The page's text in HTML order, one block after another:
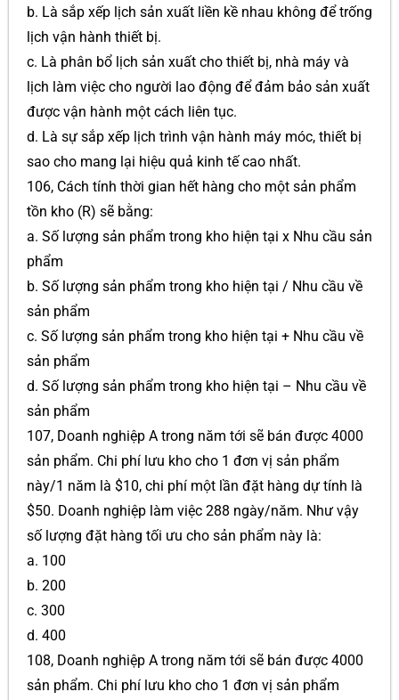
b. Là sắp xếp lịch sản xuất liền kề nhau không để trống
lịch vận hành thiết bị.
c. Là phân bổ lịch sản xuất cho thiết bị, nhà máy và
lịch làm việc cho người lao động để đảm bảo sản xuất
được vận hành một cách liên tục.
d. Là sự sắp xếp lịch trình vận hành máy móc, thiết bị
sao cho mang lại hiệu quả kinh tế cao nhất.
106, Cách tính thời gian hết hàng cho một sản phẩm
tồn kho (R) sẽ bằng:
a. Số lượng sản phẩm trong kho hiện tại x Nhu cầu sản
phẩm
b. Số lượng sản phẩm trong kho hiện tại / Nhu cầu về
sản phẩm
c. Số lượng sản phẩm trong kho hiện tại + Nhu cầu về
sản phẩm
d. Số lượng sản phẩm trong kho hiện tại – Nhu cầu về
sản phẩm
107, Doanh nghiệp A trong năm tới sẽ bán được 4000
sản phẩm. Chi phí lưu kho cho 1 đơn vị sản phẩm
này/1 năm là $10, chi phí một lần đặt hàng dự tính là
$50. Doanh nghiệp làm việc 288 ngày/năm. Như vậy
số lượng đặt hàng tối ưu cho sản phẩm này là:
a. 100
b. 200
c. 300
d. 400
108, Doanh nghiệp A trong năm tới sẽ bán được 4000
sản phẩm. Chi phí lưu kho cho 1 đơn vị sản phẩm